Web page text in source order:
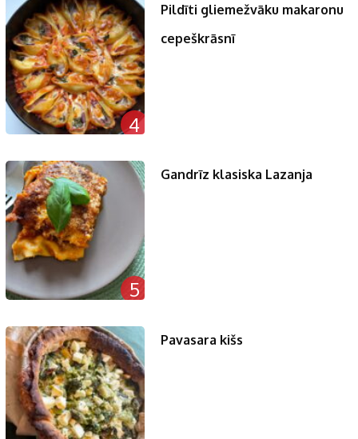
4
Pildīti gliemežvāku makaronu
cepeškrāsnī
5
Gandrīz klasiska Lazanja
Pavasara kišs